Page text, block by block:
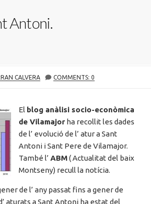
Antoni.
CALVERA COMMENTS: 0
El blog anàlisi socio-econòmica
de Vilamajor ha recollit les dades
de l’ evolució de l’ atur a Sant
Antoni i Sant Pere de Vilamajor.
També l’ ABM( Actualitat del baix
Montseny) recull la notícia.
de l’ any passat fins a gener de
aturats a Sant Antoni ha estat del